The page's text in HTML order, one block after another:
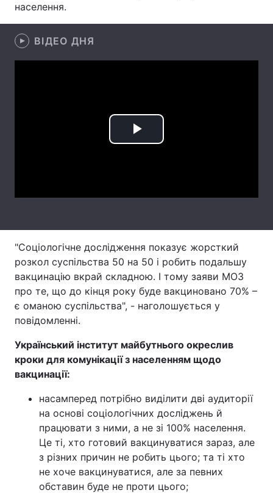
Архів
Контакти
Послуги
населення.
ВІДЕО ДНЯ
Play
"Соціологічне дослідження показує жорсткий
розкол суспільства 50 на 50 і робить подальшу
вакцинацію вкрай складною. І тому заяви МОЗ
про те, що до кінця року буде вакциновано 70% –
є оманою суспільства", - наголошується у
повідомленні.
Український інститут майбутнього окреслив
кроки для комунікації з населенням щодо
вакцинації:
насамперед потрібно виділити дві аудиторії
на основі соціологічних досліджень й
працювати з ними, а не зі 100% населення.
Це ті, хто готовий вакцинуватися зараз, але
з різних причин не робить цього; та ті хто
не хоче вакцинуватися, але за певних
обставин буде не проти цього;